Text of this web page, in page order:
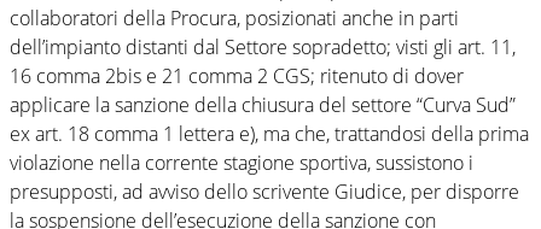
collaboratori della Procura, posizionati anche in parti
dell’impianto distanti dal Settore sopradetto; visti gli art. 11,
16 comma 2bis e 21 comma 2 CGS; ritenuto di dover
applicare la sanzione della chiusura del settore “Curva Sud”
ex art. 18 comma 1 lettera e), ma che, trattandosi della prima
violazione nella corrente stagione sportiva, sussistono i
presupposti, ad avviso dello scrivente Giudice, per disporre
la sospensione dell’esecuzione della sanzione con